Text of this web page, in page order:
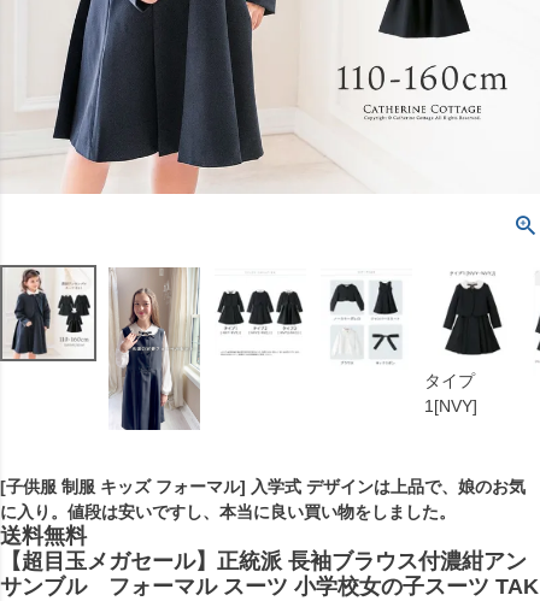
タイプ
1[NVY]
[子供服 制服 キッズ フォーマル] 入学式 デザインは上品で、娘のお気
に入り。値段は安いですし、本当に良い買い物をしました。
送料無料
【超目玉メガセール】正統派 長袖ブラウス付濃紺アン
サンブル フォーマル スーツ 小学校女の子スーツ TAK